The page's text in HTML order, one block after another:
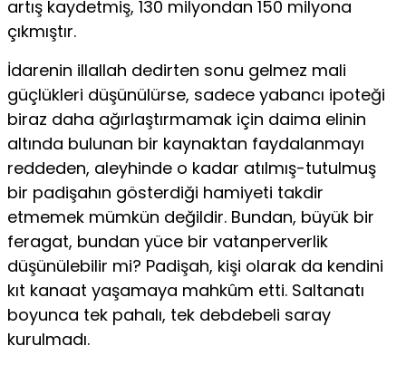
artış kaydetmiş, 130 milyondan 150 milyona
çıkmıştır.
İdarenin illallah dedirten sonu gelmez mali
güçlükleri düşünülürse, sadece yabancı ipoteği
biraz daha ağırlaştırmamak için daima elinin
altında bulunan bir kaynaktan faydalanmayı
reddeden, aleyhinde o kadar atılmış-tutulmuş
bir padişahın gösterdiği hamiyeti takdir
etmemek mümkün değildir. Bundan, büyük bir
feragat, bundan yüce bir vatanperverlik
düşünülebilir mi? Padişah, kişi olarak da kendini
kıt kanaat yaşamaya mahkûm etti. Saltanatı
boyunca tek pahalı, tek debdebeli saray
kurulmadı.